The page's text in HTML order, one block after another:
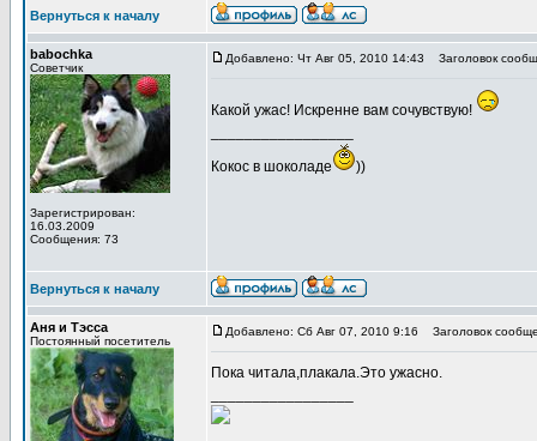
Вернуться к началу
babochka
Советчик
Зарегистрирован:
16.03.2009
Сообщения: 73
Добавлено: Чт Авг 05, 2010 14:43 Заголовок
Какой ужас! Искренне вам сочувствую!
Кокос в шоколаде ))
Вернуться к началу
Аня и Тэсса
Постоянный посетитель
Добавлено: Сб Авг 07, 2010 9:16 Заголовок
Пока читала,плакала.Это ужасно.